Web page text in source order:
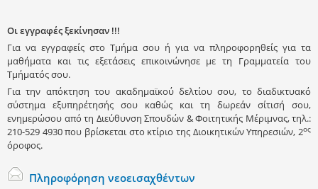
Οι εγγραφές ξεκίνησαν !!!
Για να εγγραφείς στο Τμήμα σου ή για να πληροφορηθείς για τα
μαθήματα και τις εξετάσεις επικοινώνησε με τη Γραμματεία του
Τμήματός σου.
Για την απόκτηση του ακαδημαϊκού δελτίου σου, το διαδικτυακό
σύστημα εξυπηρέτησής σου καθώς και τη δωρεάν σίτισή σου,
ενημερώσου από τη Διεύθυνση Σπουδών & Φοιτητικής Μέριμνας, τηλ.:
210-529 4930 που βρίσκεται στο κτίριο της Διοικητικών Υπηρεσιών, 2ος
όροφος.
Πληροφόρηση νεοεισαχθέντων